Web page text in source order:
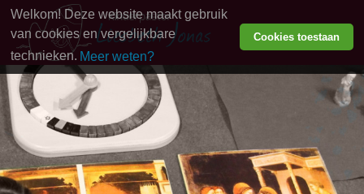
Welkom! Deze website maakt gebruik
van cookies en vergelijkbare
technieken. Meer weten?
Cookies toestaan